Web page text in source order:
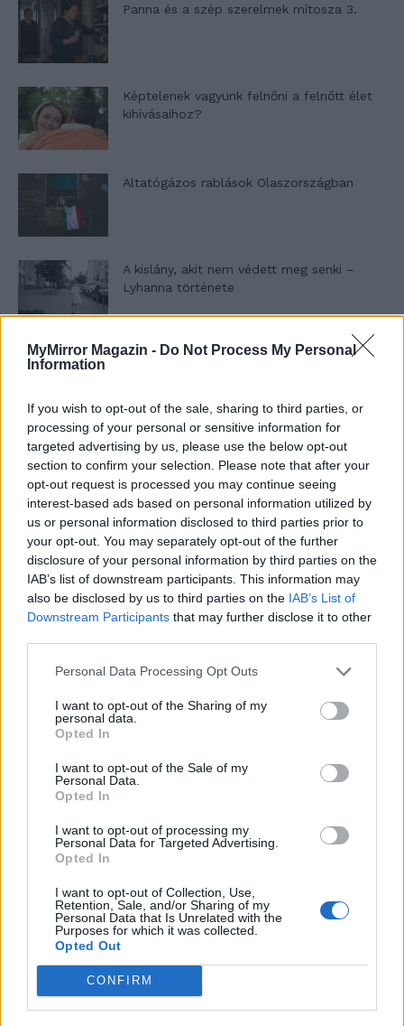
MyMirror Magazin - Do Not Process My Personal
Information
If you wish to opt-out of the sale, sharing to third parties, or
processing of your personal or sensitive information for
targeted advertising by us, please use the below opt-out
section to confirm your selection. Please note that after your
opt-out request is processed you may continue seeing
interest-based ads based on personal information utilized by
us or personal information disclosed to third parties prior to
your opt-out. You may separately opt-out of the further
disclosure of your personal information by third parties on the
IAB’s list of downstream participants. This information may
also be disclosed by us to third parties on the IAB’s List of
Downstream Participants that may further disclose it to other
Personal Data Processing Opt Outs
I want to opt-out of the Sharing of my
personal data.
Opted In
I want to opt-out of the Sale of my
Personal Data.
Opted In
I want to opt-out of processing my
Personal Data for Targeted Advertising.
Opted In
I want to opt-out of Collection, Use,
Retention, Sale, and/or Sharing of my
Personal Data that Is Unrelated with the
Purposes for which it was collected.
Opted Out
CONFIRM
Panna és a szép szerelmek mítosza 3.
Képtelenek vagyunk felnőni a felnőtt élet
kihívásaihoz?
Altatógázos rablások Olaszországban
A kislány, akit nem védett meg senki –
Lyhanna története
T. Barnett: Gyilkosság a Garda-tónál 12.
T. szereti a fiatal lányokat 13. rész
Minka 10. rész
Minka 9. rész
Máltai kaland 7.
10 tanács, ha jobban akarod érezni magad
nyílik – Villa...
A családok, akik soha nem hagyták abba
várakozást – Ha egy...